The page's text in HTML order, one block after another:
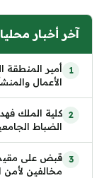
آخر أخبار
أمير المنطقة
الأعمال
كلية الملك
الضباط
قبض على
مخالفين لأمن